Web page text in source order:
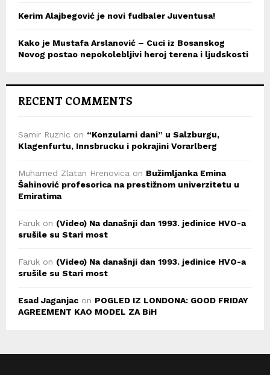
Kerim Alajbegović je novi fudbaler Juventusa!
Kako je Mustafa Arslanović – Cuci iz Bosanskog
Novog postao nepokolebljivi heroj terena i ljudskosti
RECENT COMMENTS
Samir Ruznic on “Konzularni dani” u Salzburgu,
Klagenfurtu, Innsbrucku i pokrajini Vorarlberg
Muhamed Zlatan Hrenovica on Bužimljanka Emina
Šahinović profesorica na prestižnom univerzitetu u
Emiratima
Faruk on (Video) Na današnji dan 1993. jedinice HVO-a
srušile su Stari most
Faruk on (Video) Na današnji dan 1993. jedinice HVO-a
srušile su Stari most
Esad Jaganjac on POGLED IZ LONDONA: GOOD FRIDAY
AGREEMENT KAO MODEL ZA BiH